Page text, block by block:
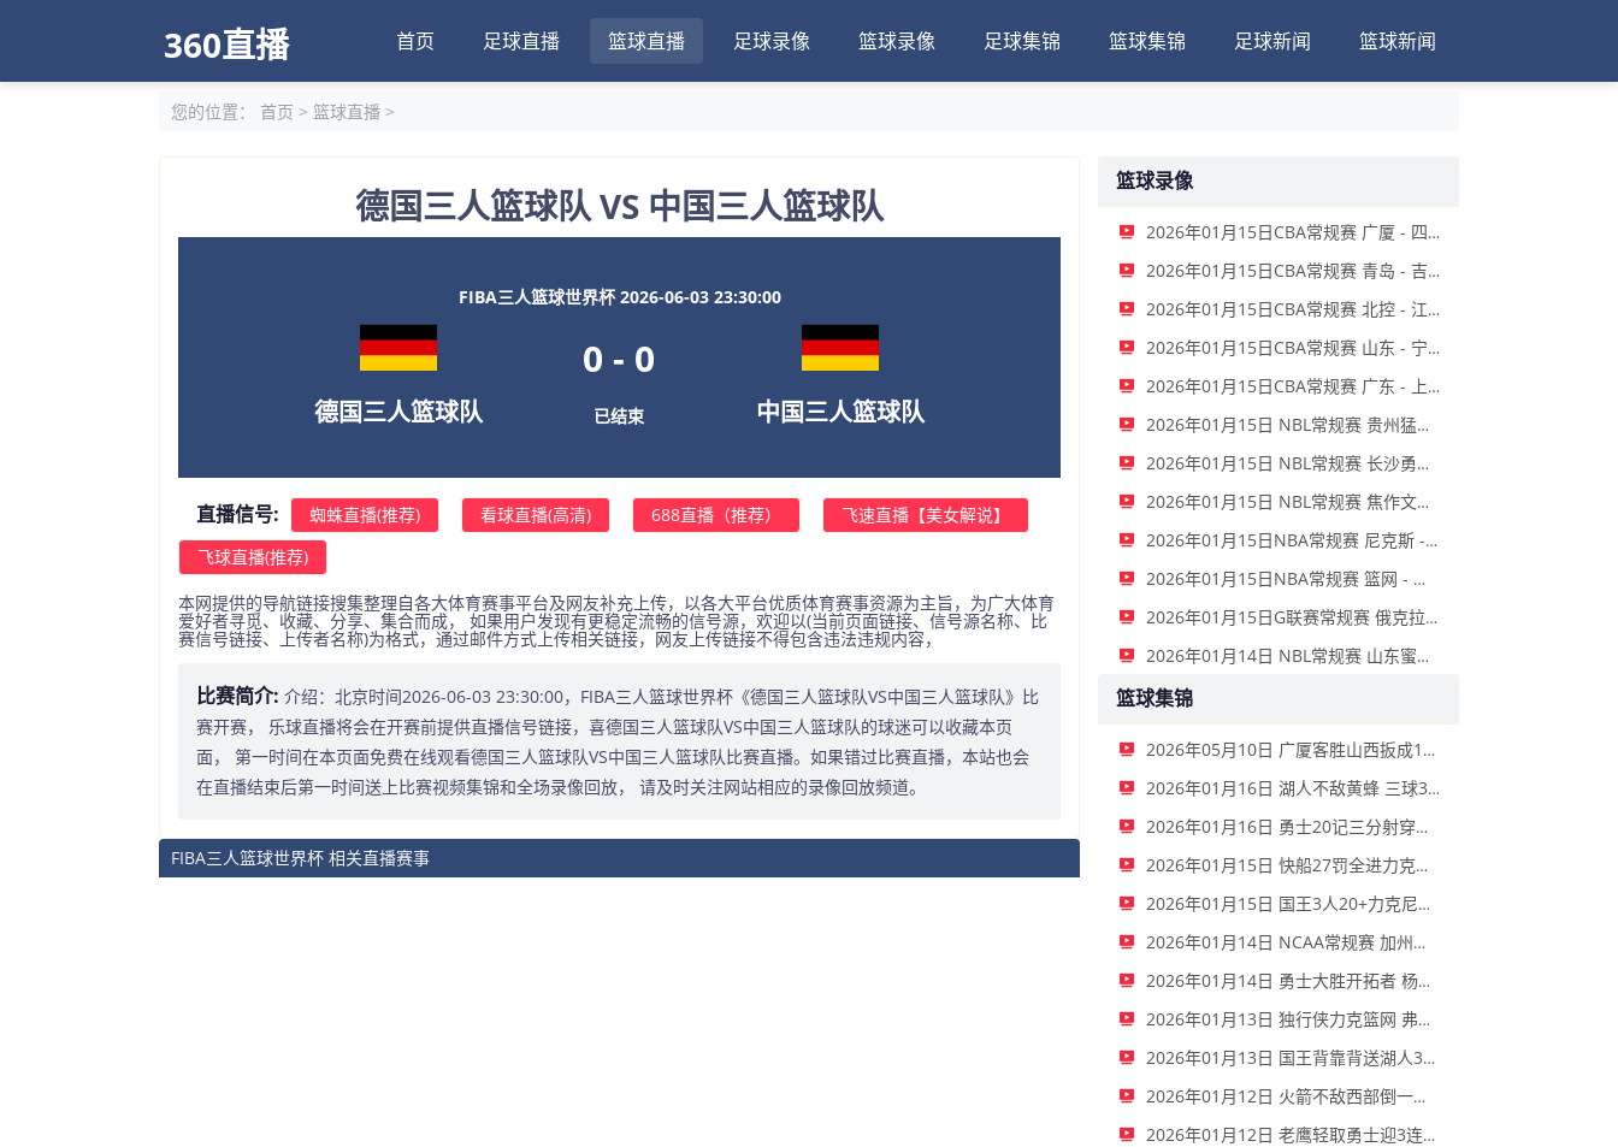
360直播 首页 足球直播 篮球直播 足球录像 篮球录像 足球集锦 篮球集锦 足球新闻 篮球新闻
您的位置： 首页 > 篮球直播 >
德国三人篮球队 VS 中国三人篮球队
FIBA三人篮球世界杯 2026-06-03 23:30:00
德国三人篮球队
0 - 0
已结束 中国三人篮球队
直播信号: 蜘蛛直播(推荐) 看球直播(高清) 688直播（推荐）
飞速直播【美女解说】
飞球直播(推荐)
本网提供的导航链接搜集整理自各大体育赛事平台及网友补充上传，以各大平台优质体育赛事资源为主旨，为广大体育
爱好者寻觅、收藏、分享、集合而成， 如果用户发现有更稳定流畅的信号源，欢迎以(当前页面链接、信号源名称、比
赛信号链接、上传者名称)为格式，通过邮件方式上传相关链接，网友上传链接不得包含违法违规内容，
比赛简介: 介绍：北京时间2026-06-03 23:30:00，FIBA三人篮球世界杯《德国三人篮球队VS中国三人篮球队》比
赛开赛， 乐球直播将会在开赛前提供直播信号链接，喜德国三人篮球队VS中国三人篮球队的球迷可以收藏本页
面， 第一时间在本页面免费在线观看德国三人篮球队VS中国三人篮球队比赛直播。如果错过比赛直播，本站也会
在直播结束后第一时间送上比赛视频集锦和全场录像回放， 请及时关注网站相应的录像回放频道。
FIBA三人篮球世界杯 相关直播赛事
篮球录像
2026年01月15日CBA常规赛 广厦 - 四川 全场录像
2026年01月15日CBA常规赛 青岛 - 吉林 全场录像
2026年01月15日CBA常规赛 北控 - 江苏 全场录像
2026年01月15日CBA常规赛 山东 - 宁波 全场录像
2026年01月15日CBA常规赛 广东 - 上海 全场录像
2026年01月15日 NBL常规赛 贵州猛龙 VS 合肥狂风 全场录像
2026年01月15日 NBL常规赛 长沙勇胜 VS 安徽皖江龙 全场录像
2026年01月15日 NBL常规赛 焦作文旅 VS 香港金牛 全场录像
2026年01月15日NBA常规赛 尼克斯 - 国王 全场录像
2026年01月15日NBA常规赛 篮网 - 鹈鹕 全场录像
2026年01月15日G联赛常规赛 俄克拉荷马城蓝 - 撕裂之城混音 全场录像
2026年01月14日 NBL常规赛 山东蜜獾 VS 上海玄鸟 全场录像
篮球集锦
2026年05月10日 广厦客胜山西扳成1-1 胡金秋17+11 迪亚洛关键上篮不中
2026年01月16日 湖人不敌黄蜂 三球30+11&9记三分 东契奇39分 詹姆斯29+9+6
2026年01月16日 勇士20记三分射穿尼克斯！库里27+7 巴特勒32+8 穆迪三分9中7
2026年01月15日 快船27罚全进力克奇才迎来4连胜 哈登22+5+8 伦纳德33分4断
2026年01月15日 国王3人20+力克尼克斯 德罗赞里程碑 威少11助 布伦森伤退
2026年01月14日 NCAA常规赛 加州圣玛丽大学 82 - 68 旧金山大学 全场集锦
2026年01月14日 勇士大胜开拓者 杨瀚森3分2板 巴特勒16+6+5 库里9中2送11助
2026年01月13日 独行侠力克篮网 弗拉格27+5+5 克莱18分 小波特28+9
2026年01月13日 国王背靠背送湖人3连败 东契奇空砍42+7+8+4断 威少22+5+7
2026年01月12日 火箭不敌西部倒一国王遭遇3连败！申京复出19+9 阿门31+13+6
2026年01月12日 老鹰轻取勇士迎3连胜 约翰逊23+11+6 CJ首秀12分 库里31+5